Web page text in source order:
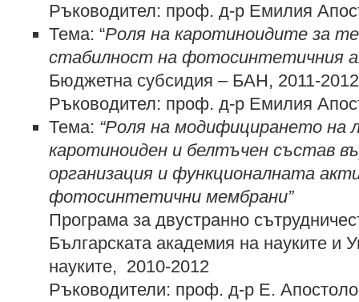
Ръководител: проф. д-р Емилия
Тема: “Роля на каротиноидите за
стабилност на фотосинтетичния
Бюджетна субсидия – БАН, 2011-2012
Ръководител: проф. д-р Емилия
Тема: “Роля на модифицирането на
каротиноиден и белтъчен състав
организация и функционалната
фотосинтетични мембрани”
Програма за двустранно
Българската академия на науките и
науките, 2010-2012
Ръководители: проф. д-р Е.